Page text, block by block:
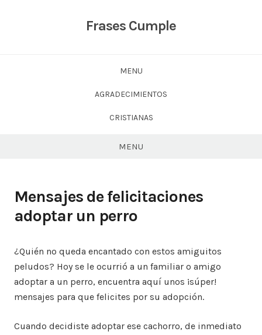
Frases Cumple
MENU
AGRADECIMIENTOS
CRISTIANAS
MENU
Mensajes de felicitaciones
adoptar un perro
¿Quién no queda encantado con estos amiguitos
peludos? Hoy se le ocurrió a un familiar o amigo
adoptar a un perro, encuentra aquí unos ¡súper!
mensajes para que felicites por su adopción.
Cuando decidiste adoptar ese cachorro, de inmediato